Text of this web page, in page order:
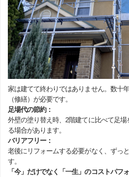
家は建てて終わりではありません。数十
（修繕）が必要です。
足場代の節約：
外壁の塗り替え時、2階建てに比べて足
る場合があります。
バリアフリー：
老後にリフォームする必要がなく、ずっ
す。
「今」だけでなく「一生」のコストパフ